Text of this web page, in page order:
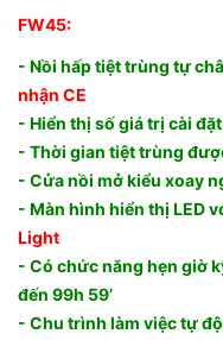
FW45:
- Nồi hấp tiệt trùng tự
nhận CE
- Hiển thị số giá trị cài
- Thời gian tiệt trùng
​- Cửa nồi mở kiểu xoay
- Màn hình hiển thị LED
Light
- Có chức năng hẹn giờ
đến 99h 59’
- Chu trình làm việc tự